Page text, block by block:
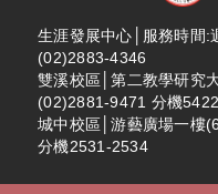
生涯發展中心│服務時間:
(02)2883-4346
雙溪校區│第二教學研究
(02)2881-9471 分機
城中校區│游藝廣場一樓
分機2531-2534